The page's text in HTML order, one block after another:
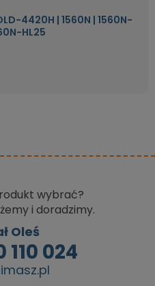
4420H | 1560N | 1560N-
HL25
wybrać?
i doradzimy.
Oleś
024